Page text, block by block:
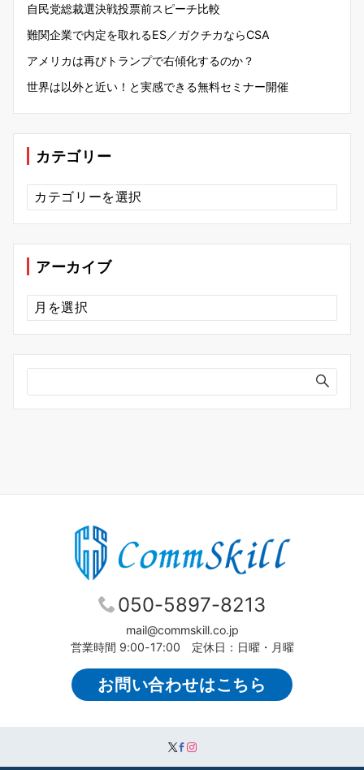
自民党総裁選決戦投票前スピーチ比較
難関企業で内定を取れるES／ガクチカならCSA
アメリカは再びトランプで右傾化するのか？
世界は以外と近い！と実感できる無料セミナー開催
カテゴリー
カ
テ
ゴ
ー
アーカイブ
ア
ー
カ
ブ
050-5897-8213
mail@commskill.co.jp
営業時間 9:00-17:00 定休日：日曜・月曜
お問い合わせはこちら